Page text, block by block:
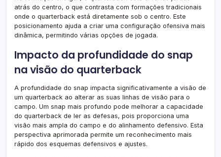
atrás do centro, o que contrasta com formações tradicionais
onde o quarterback está diretamente sob o centro. Este
posicionamento ajuda a criar uma configuração ofensiva mais
dinâmica, permitindo várias opções de jogada.
Impacto da profundidade do snap
na visão do quarterback
A profundidade do snap impacta significativamente a visão de
um quarterback ao alterar as suas linhas de visão para o
campo. Um snap mais profundo pode melhorar a capacidade
do quarterback de ler as defesas, pois proporciona uma
visão mais ampla do campo e do alinhamento defensivo. Esta
perspectiva aprimorada permite um reconhecimento mais
rápido dos esquemas defensivos e ajustes.